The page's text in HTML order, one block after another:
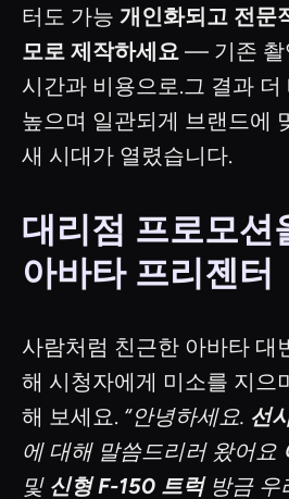
터도 가능 개인화되고 전문
모로 제작하세요 — 기존 촬
시간과 비용으로.그 결과
높으며 일관되게 브랜드에
새 시대가 열렸습니다.
대리점 프로모션
아바타 프리젠터
사람처럼 친근한 아바타 대
해 시청자에게 미소를 지으
해 보세요. “안녕하세요. 선
에 대해 말씀드리러 왔어요
및 신형 F-150 트럭방금 우